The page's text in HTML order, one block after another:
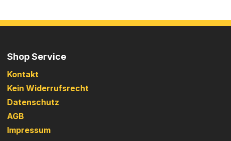
Shop Service
Kontakt
Kein Widerrufsrecht
Datenschutz
AGB
Impressum